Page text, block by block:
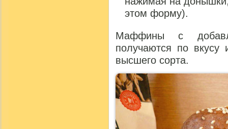
этом форму).
Маффины с
получаются по
высшего сорта.